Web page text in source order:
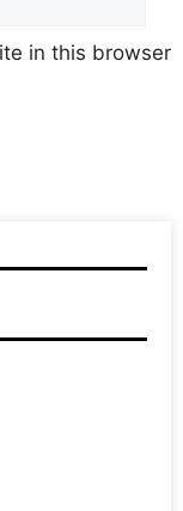
in this browser